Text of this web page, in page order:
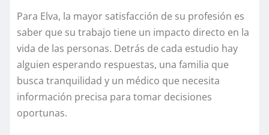
Para Elva, la mayor satisfacción de su profesión es
saber que su trabajo tiene un impacto directo en la
vida de las personas. Detrás de cada estudio hay
alguien esperando respuestas, una familia que
busca tranquilidad y un médico que necesita
información precisa para tomar decisiones
oportunas.